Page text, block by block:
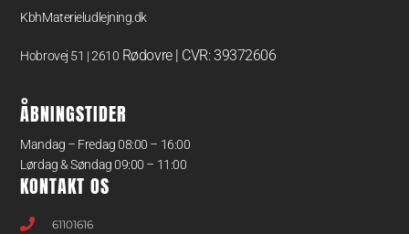
KbhMaterieludlejning.dk
Hobrovej 51 | 2610 Rødovre | CVR: 39372606
ÅBNINGSTIDER
Mandag – Fredag 08:00 – 16:00
Lørdag & Søndag 09:00 – 11:00
KONTAKT OS
61101616